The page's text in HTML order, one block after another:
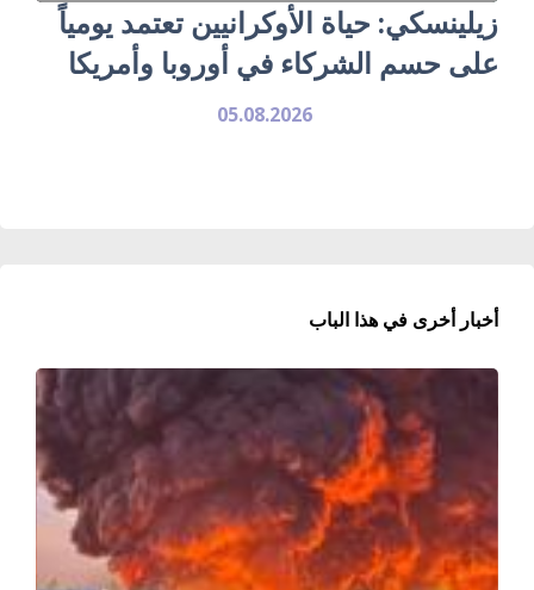
زيلينسكي: حياة الأوكرانيين تعتمد يومياً
على حسم الشركاء في أوروبا وأمريكا
05.08.2026
أخبار أخرى في هذا الباب